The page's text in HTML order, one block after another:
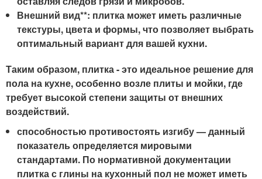
Внешний вид**: плитка может иметь различные
текстуры, цвета и формы, что позволяет выбрать
оптимальный вариант для вашей кухни.
Таким образом, плитка - это идеальное решение для
пола на кухне, особенно возле плиты и мойки, где
требует высокой степени защиты от внешних
воздействий.
способностью противостоять изгибу — данный
показатель определяется мировыми
стандартами. По нормативной документации
плитка с глины на кухонный пол не может иметь